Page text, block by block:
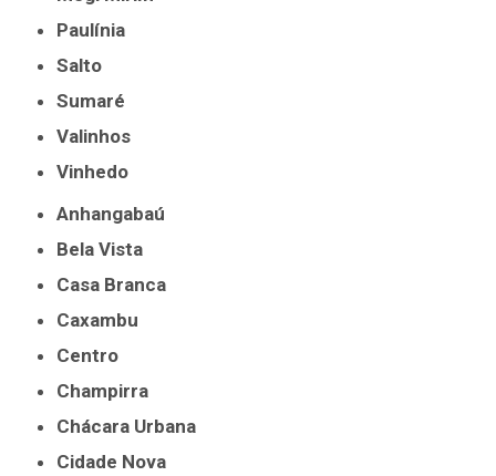
Paulínia
Salto
Sumaré
Valinhos
Vinhedo
Anhangabaú
Bela Vista
Casa Branca
Caxambu
Centro
Champirra
Chácara Urbana
Cidade Nova